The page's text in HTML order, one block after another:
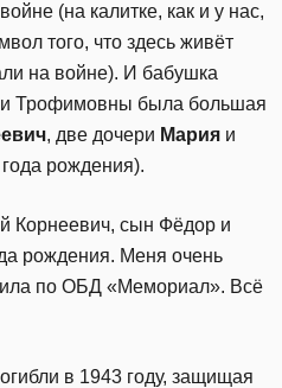
(на калитке, как и у нас,
того, что здесь живёт
на войне). И бабушка
Трофимовны была большая
, две дочери Мария и
рождения).
Корнеевич, сын Фёдор и
рождения. Меня очень
по ОБД «Мемориал». Всё
в 1943 году, защищая